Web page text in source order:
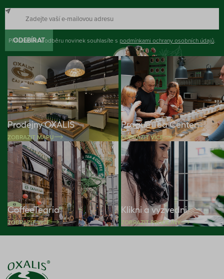
ODEBÍRAT
Přihlášením k odběru novinek souhlasíte s podmínkami ochrany osobních údajů.
Prodejny OXALIS
ZOBRAZIT MAPU
Prague Tea Center
ZOBRAZIT VÍCE
CoffeeTearia
ZOBRAZIT VÍCE
Klikni a vyzvedni
ZOBRAZIT PRODEJNY